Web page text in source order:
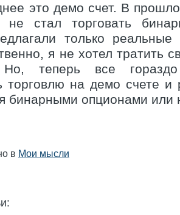
это демо счет. В
стал торговать
только
я не хотел тратить
теперь все
торговлю на демо счете и
бинарными опционами или
в Мои мысли